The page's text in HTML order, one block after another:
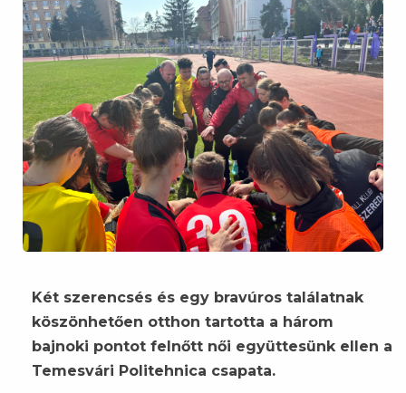
Két szerencsés és egy bravúros találatnak
köszönhetően otthon tartotta a három
bajnoki pontot felnőtt női együttesünk ellen a
Temesvári Politehnica csapata.